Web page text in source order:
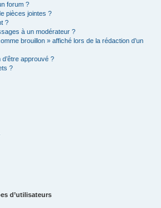
forum ?
pièces jointes ?
?
à un modérateur ?
brouillon » affiché lors de la rédaction d’un
approuvé ?
?
d’utilisateurs